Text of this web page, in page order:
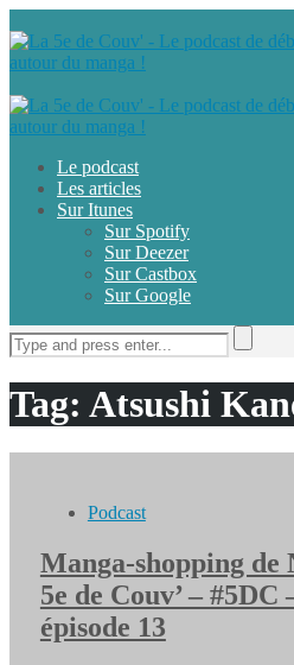
Le podcast
Les articles
Sur Itunes
Sur Spotify
Sur Deezer
Sur Castbox
Sur Google
Tag: Atsushi
Podcast
Manga-shopping de
5e de Couv’ – #5DC
épisode 13